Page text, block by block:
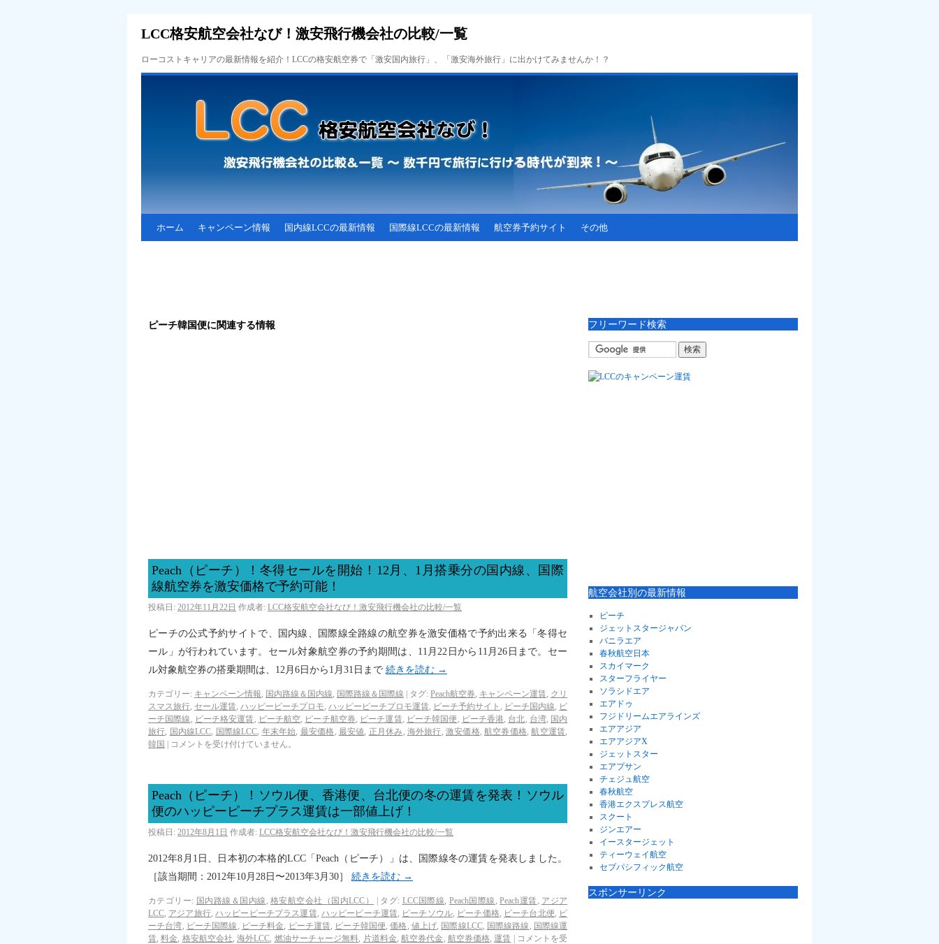
LCC格安航空会社なび！激安飛行機会社の比較/一覧
ローコストキャリアの最新情報を紹介！LCCの格安航空券で「激安国内旅行」、「激安海外旅行」に出かけてみませんか！？
ホーム キャンペーン情報 国内線LCCの最新情報 国際線LCCの最新情報 航空券予約サイト その他
ピーチ韓国便に関連する情報
Peach（ピーチ）！冬得セールを開始！12月、1月搭乗分の国内線、国際
線航空券を激安価格で予約可能！
投稿日: 2012年11月22日 作成者: LCC格安航空会社なび！激安飛行機会社の比較/一覧
ピーチの公式予約サイトで、国内線、国際線全路線の航空券を激安価格で予約出来る「冬得セ
ール」が行われています。セール対象航空券の予約期間は、11月22日から11月26日まで。セー
ル対象航空券の搭乗期間は、12月6日から1月31日まで 続きを読む →
カテゴリー: キャンペーン情報, 国内路線＆国内線, 国際路線＆国際線 タグ: Peach航空券, キャンペーン運賃, クリ
スマス旅行, セール運賃, ハッピーピーチプロモ, ハッピーピーチプロモ運賃, ピーチ予約サイト , ピーチ国内線, ピ
ーチ国際線 , ピーチ格安運賃, ピーチ航空, ピーチ航空券, ピーチ運賃, ピーチ韓国便 , ピーチ香港, 台北, 台湾, 国内
旅行, 国内線LCC, 国際線LCC, 年末年始, 最安価格 , 最安値, 正月休み, 海外旅行, 激安価格,航空券価格,航空運賃,
韓国
コメントを受け付けていません。
Peach（ピーチ）！ソウル便、香港便、台北便の冬の運賃を発表！ソウル
便のハッピーピーチプラス運賃は一部値上げ！
投稿日: 2012年8月1日 作成者: LCC格安航空会社なび！激安飛行機会社の比較/一覧
2012年8月1日、日本初の本格的LCC「Peach（ピーチ）」は、国際線冬の運賃を発表しました。
［該当期間：2012年10月28日〜2013年3月30］ 続きを読む →
カテゴリー: 国内路線＆国内線 ,格安航空会社（国内LCC） タグ: LCC国際線, Peach国際線 ,Peach運賃, アジア
LCC, アジア旅行, ハッピーピーチプラス運賃, ハッピーピーチ運賃, ピーチソウル, ピーチ価格, ピーチ台北便, ピ
ーチ台湾, ピーチ国際線 , ピーチ料金, ピーチ運賃, ピーチ韓国便,価格 , 値上げ, 国際線LCC, 国際線路線 , 国際線運
賃,料金, 格安航空会社,海外LCC, 燃油サーチャージ無料, 片道料金,航空券代金 , 航空券価格,運賃
コメントを受
フリーワード検索
航空会社別の最新情報
ピーチ
ジェットスタージャパン
バニラエア
春秋航空日本
スカイマーク
スターフライヤー
ソラシドエア
エアドゥ
フジドリームエアラインズ
エアアジア
エアアジアX
ジェットスター
エアプサン
チェジュ航空
春秋航空
香港エクスプレス航空
スクート
ジンエアー
イースタージェット
ティーウェイ航空
セブパシフィック航空
スポンサーリンク